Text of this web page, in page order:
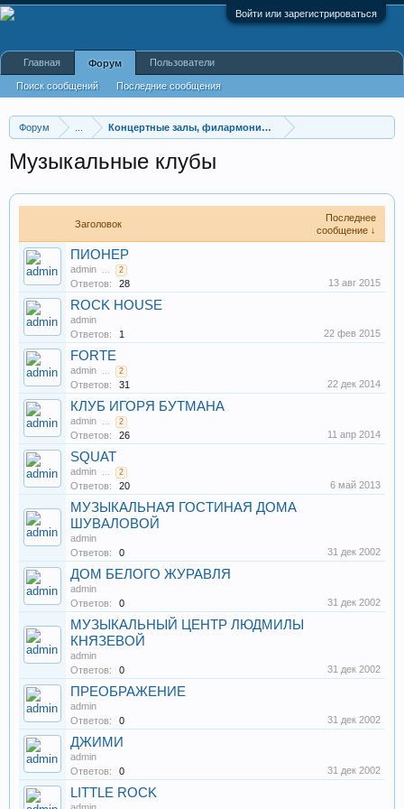
Войти или зарегистрироваться
Форум Концертные залы, филармонии, хоры, оркестры, капел
Музыкальные клубы
Заголовок
Последнее
сообщение ↓
ПИОНЕР
admin ... 2
Ответов: 28 13 авг 2015
ROCK HOUSE
admin
Ответов:
1 22 фев 2015
FORTE
admin ... 2
Ответов: 31 22 дек 2014
КЛУБ ИГОРЯ БУТМАНА
admin ... 2
Ответов: 26 11 апр 2014
SQUAT
admin ... 2
Ответов: 20 6 май 2013
МУЗЫКАЛЬНАЯ ГОСТИНАЯ ДОМА
ШУВАЛОВОЙ
admin
Ответов:
0 31 дек 2002
ДОМ БЕЛОГО ЖУРАВЛЯ
admin
Ответов:
0 31 дек 2002
МУЗЫКАЛЬНЫЙ ЦЕНТР ЛЮДМИЛЫ
КНЯЗЕВОЙ
admin
Ответов:
0 31 дек 2002
ПРЕОБРАЖЕНИЕ
admin
Ответов:
0 31 дек 2002
ДЖИМИ
admin
Ответов:
0 31 дек 2002
LITTLE ROCK
Главная Форум
Поиск сообщений Последние сообщения
Пользователи